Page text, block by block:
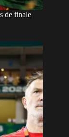
de finale